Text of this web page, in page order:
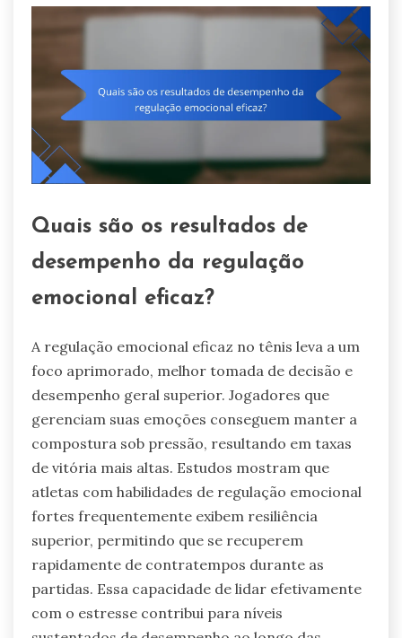
Quais são os resultados de
desempenho da regulação
emocional eficaz?
A regulação emocional eficaz no tênis leva a um
foco aprimorado, melhor tomada de decisão e
desempenho geral superior. Jogadores que
gerenciam suas emoções conseguem manter a
compostura sob pressão, resultando em taxas
de vitória mais altas. Estudos mostram que
atletas com habilidades de regulação emocional
fortes frequentemente exibem resiliência
superior, permitindo que se recuperem
rapidamente de contratempos durante as
partidas. Essa capacidade de lidar efetivamente
com o estresse contribui para níveis